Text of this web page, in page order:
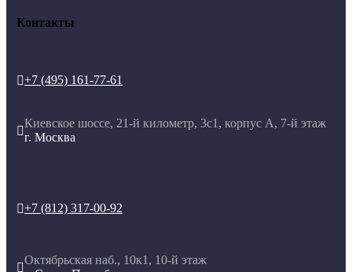
Контакты
+7 (495) 161-77-61

Киевское шоссе, 21-й километр, 3с1, корпус А, 7-й этаж
г. Москва
+7 (812) 317-00-92

Октябрьская наб., 10к1, 10-й этаж